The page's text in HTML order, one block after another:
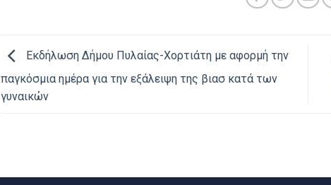
Εκδήλωση Δήμου Πυλαίας-Χορτιάτη με αφορμή την
παγκόσμια ημέρα για την εξάλειψη της βιασ κατά των
γυναικών